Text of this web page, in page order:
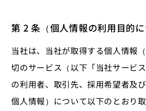
第 2 条（個人情報の利用目的に
当社は、当社が取得する個人情報
切のサービス（以下「当社サービス
の利用者、取引先、採用希望者及
個人情報）について以下のとおり取